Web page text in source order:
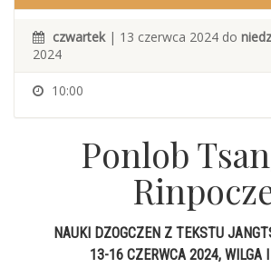
czwartek| 13 czerwca 2024 do
2024
10:00
Ponlob
NAUKI DZOGCZEN Z TEKSTU
13-16 CZERWCA 2024, WILGA